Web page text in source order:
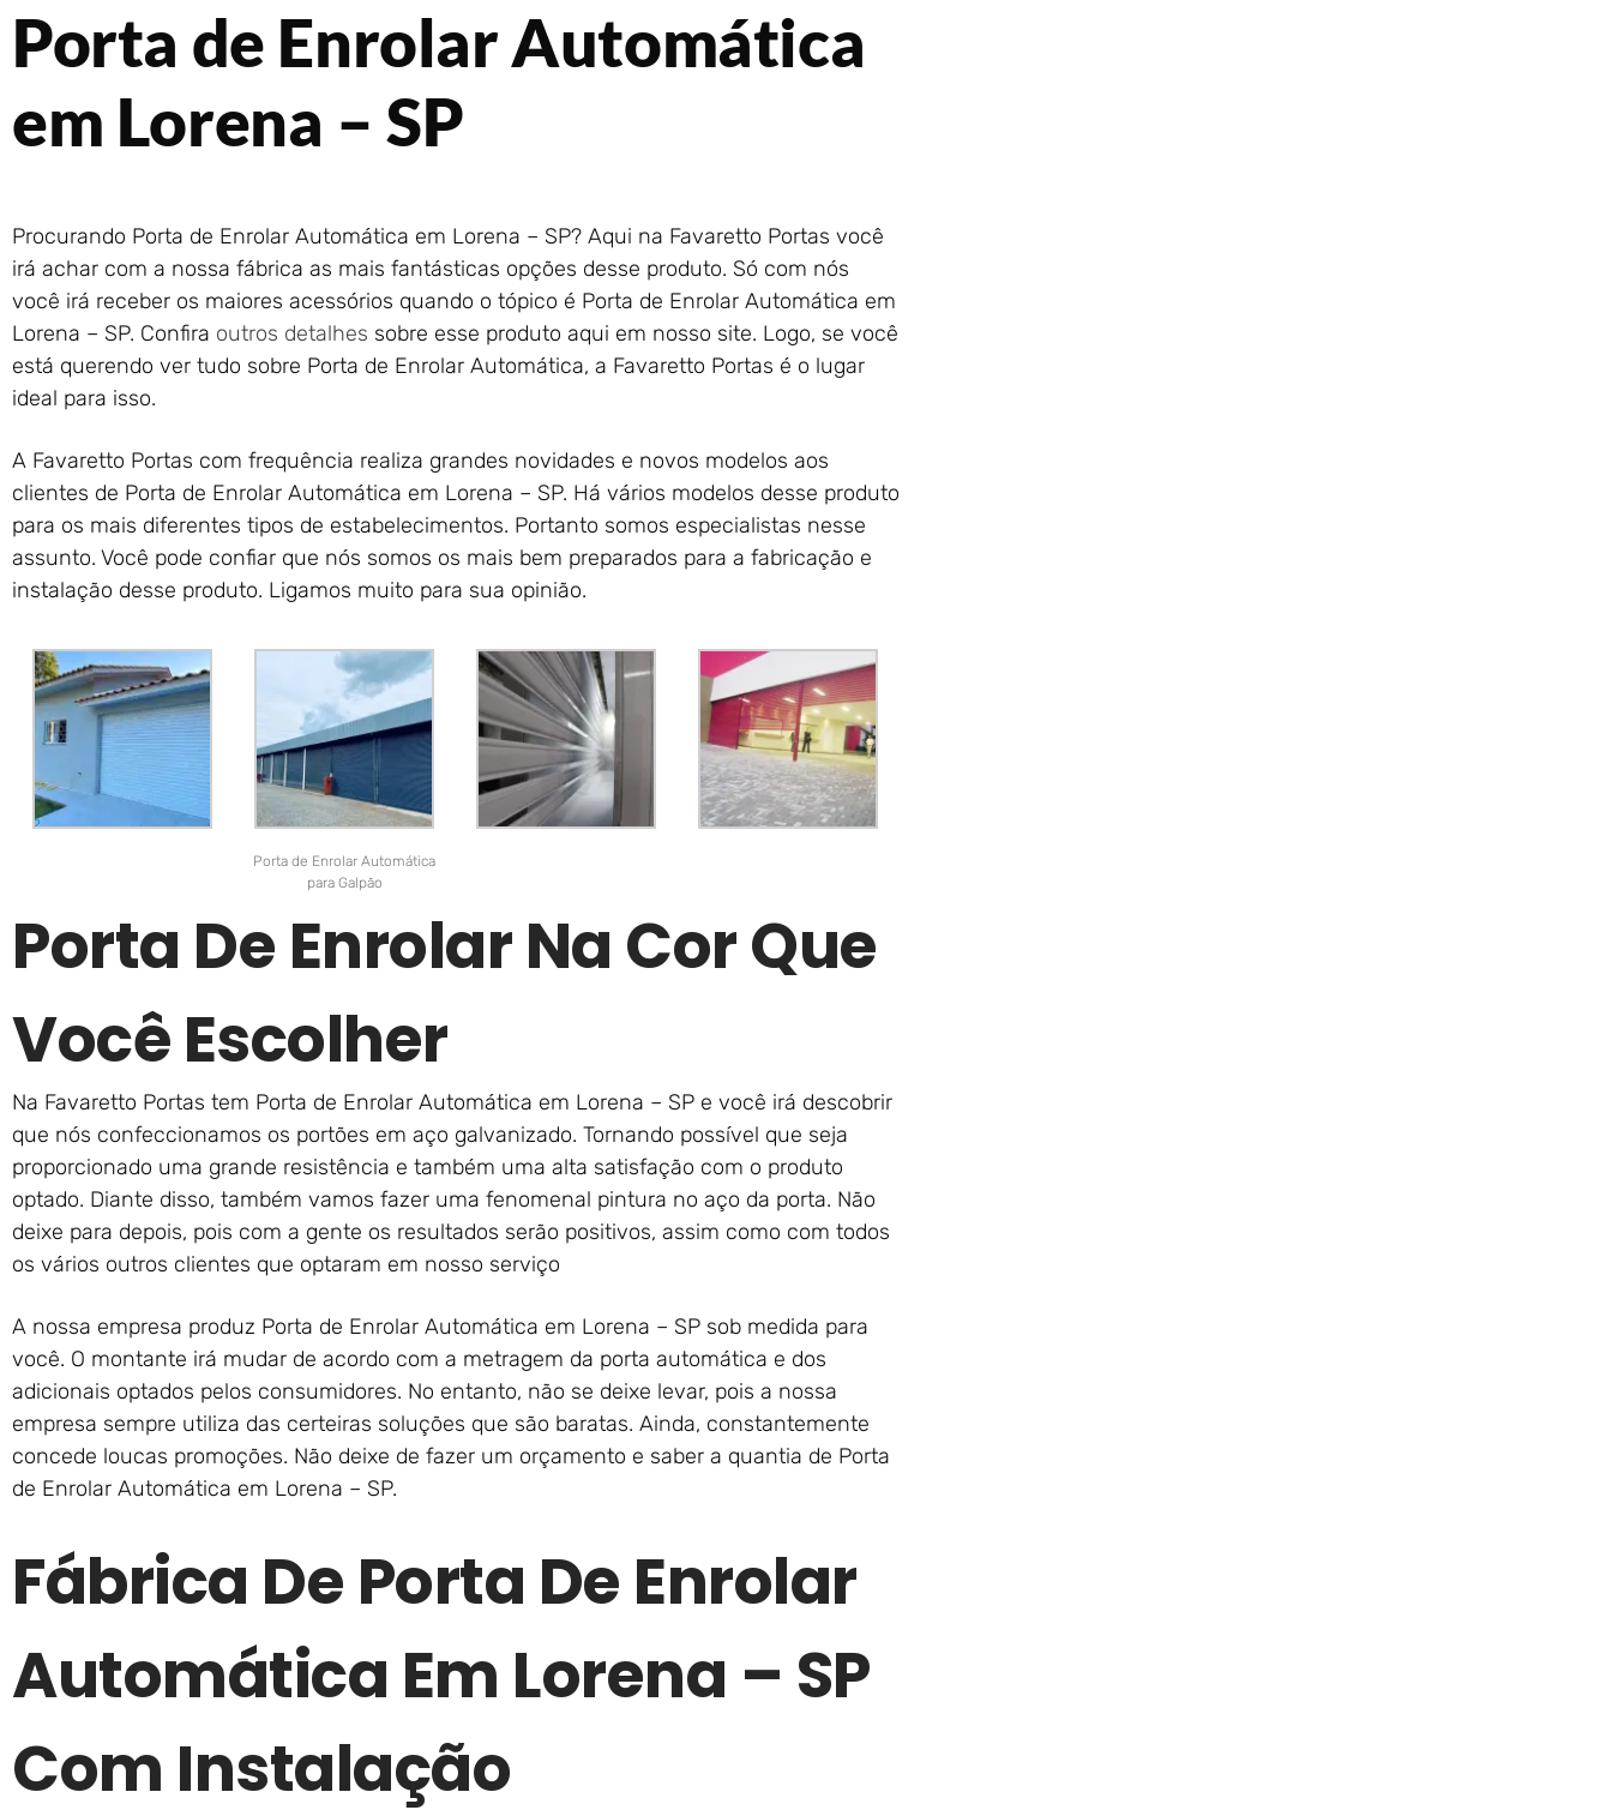
Porta de Enrolar Automática
em Lorena – SP
Procurando Porta de Enrolar Automática em Lorena – SP? Aqui na Favaretto Portas você
irá achar com a nossa fábrica as mais fantásticas opções desse produto. Só com nós
você irá receber os maiores acessórios quando o tópico é Porta de Enrolar Automática em
Lorena – SP. Confira outros detalhes sobre esse produto aqui em nosso site. Logo, se você
está querendo ver tudo sobre Porta de Enrolar Automática, a Favaretto Portas é o lugar
ideal para isso.
A Favaretto Portas com frequência realiza grandes novidades e novos modelos aos
clientes de Porta de Enrolar Automática em Lorena – SP. Há vários modelos desse produto
para os mais diferentes tipos de estabelecimentos. Portanto somos especialistas nesse
assunto. Você pode confiar que nós somos os mais bem preparados para a fabricação e
instalação desse produto. Ligamos muito para sua opinião.
Porta de Enrolar Automática
para Galpão
Porta De Enrolar Na Cor Que
Você Escolher
Na Favaretto Portas tem Porta de Enrolar Automática em Lorena – SP e você irá descobrir
que nós confeccionamos os portões em aço galvanizado. Tornando possível que seja
proporcionado uma grande resistência e também uma alta satisfação com o produto
optado. Diante disso, também vamos fazer uma fenomenal pintura no aço da porta. Não
deixe para depois, pois com a gente os resultados serão positivos, assim como com todos
os vários outros clientes que optaram em nosso serviço
A nossa empresa produz Porta de Enrolar Automática em Lorena – SP sob medida para
você. O montante irá mudar de acordo com a metragem da porta automática e dos
adicionais optados pelos consumidores. No entanto, não se deixe levar, pois a nossa
empresa sempre utiliza das certeiras soluções que são baratas. Ainda, constantemente
concede loucas promoções. Não deixe de fazer um orçamento e saber a quantia de Porta
de Enrolar Automática em Lorena – SP.
Fábrica De Porta De Enrolar
Automática Em Lorena – SP
Com Instalação